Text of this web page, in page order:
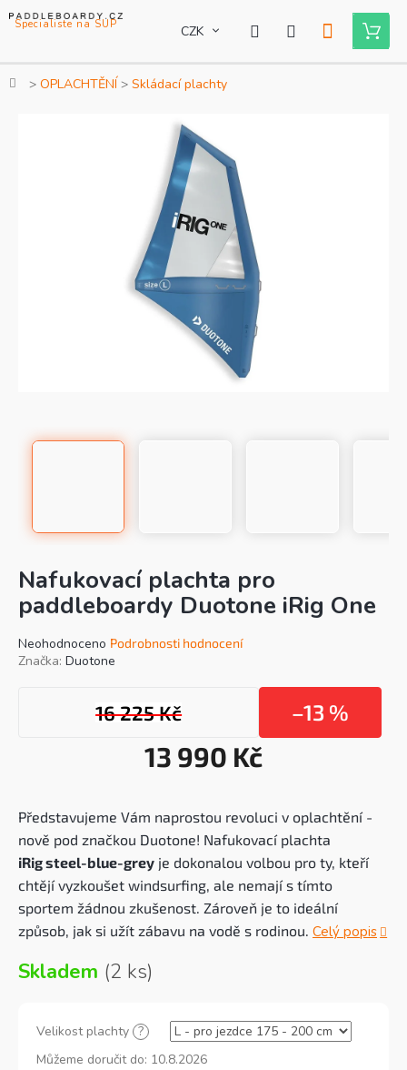
na
CZK
Nákupní
košík
Domů
OPLACHTĚNÍ Skládací plachty
Nafukovací plachta pro
paddleboardy Duotone iRig One
Průměrné
hodnocení
Neohodnoceno Podrobnosti hodnocení
Značka: Duotone
16 225 Kč –13 %
13 990 Kč
Skladem (2 ks)
Velikost plachty ?
Můžeme doručit do: 10.8.2026
Představujeme Vám naprostou revoluci v oplachtění -
nově pod značkou Duotone! Nafukovací plachta
iRig steel-blue-grey je dokonalou volbou pro ty, kteří
chtějí vyzkoušet windsurfing, ale nemají s tímto
sportem žádnou zkušenost. Zároveň je to ideální
způsob, jak si užít zábavu na vodě s rodinou. Celý popis